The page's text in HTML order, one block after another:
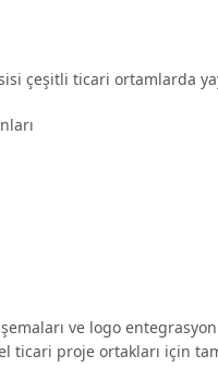
çeşitli ticari ortamlarda
ve logo
ticari proje ortakları için